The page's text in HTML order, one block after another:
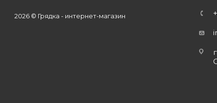
2026 © Грядка - интернет-магазин